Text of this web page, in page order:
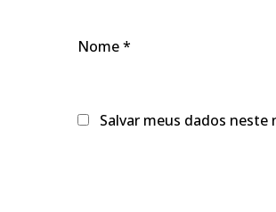
Nome*
Salvar meus dados